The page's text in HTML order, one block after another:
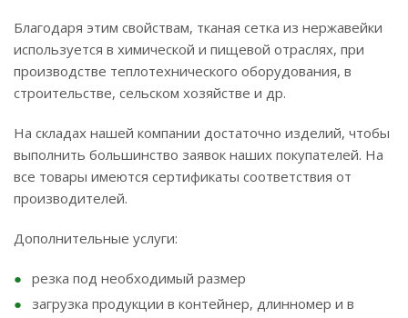
Благодаря этим свойствам, тканая сетка из нержавейки
используется в химической и пищевой отраслях, при
производстве теплотехнического оборудования, в
строительстве, сельском хозяйстве и др.
На складах нашей компании достаточно изделий, чтобы
выполнить большинство заявок наших покупателей. На
все товары имеются сертификаты соответствия от
производителей.
Дополнительные услуги:
резка под необходимый размер
загрузка продукции в контейнер, длинномер и в